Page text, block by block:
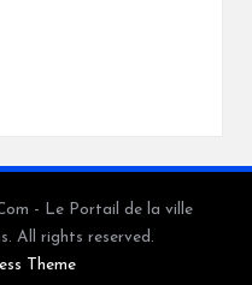
- Le Portail de la ville
All rights reserved.
Theme